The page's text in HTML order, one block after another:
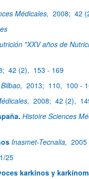
Médicales, 2008; 42
"XXV años de
42 (2), 153 - 169
2013; 110, 100 -
2008; 42 (2),
Histoire Sciences
Inasmet-Tecnalia, 2005
25
karkínos y